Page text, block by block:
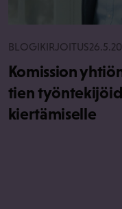
BLOGIKIRJOITUS
Komission
tien
kiertämiselle